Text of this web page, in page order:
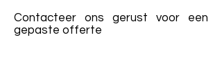
Contacteer ons gerust voor een
gepaste offerte